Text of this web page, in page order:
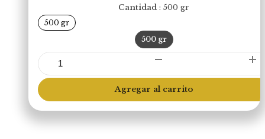
Cantidad 500 gr
500 gr
500 gr
Molida
Magra
(Libre
Pastoreo)
cantidad
Agregar al carrito